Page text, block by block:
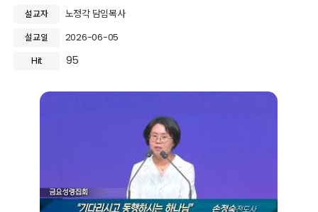
설교자 노정각 담임목사
설교일
2026-06-05
Hit
95